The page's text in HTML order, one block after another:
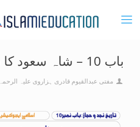
باب 10 – شاہ سعود کا دور حکومت
مفتی عبدالقیوم قادری ہزاروی علیہ الرحمہ